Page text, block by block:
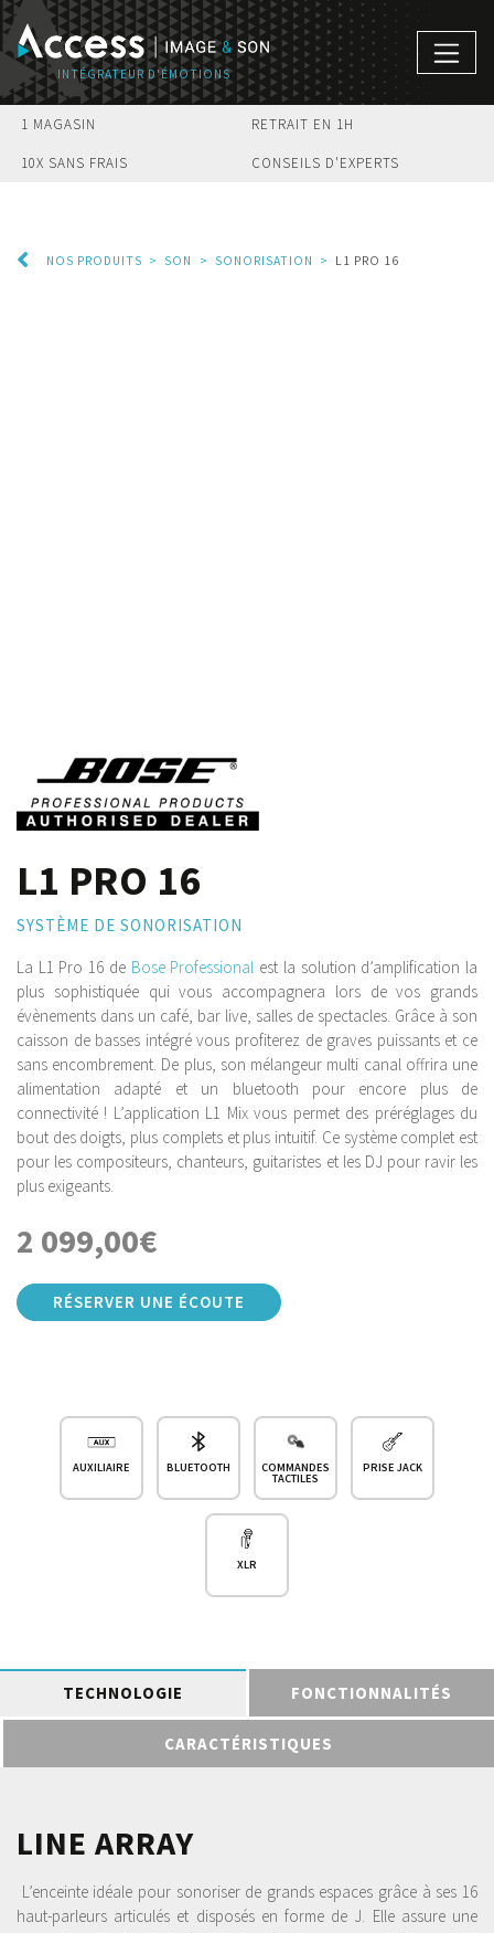
1 MAGASIN RETRAIT EN 1H
10X SANS FRAIS CONSEILS D'EXPERTS
NOS PRODUITS > SON > SONORISATION > L1 PRO 16
L1 PRO 16
SYSTÈME DE SONORISATION
La L1 Pro 16 deBose Professional est la solution d’amplification la
plus sophistiquée qui vous accompagnera lors de vos grands
évènements dans un café, bar live, salles de spectacles. Grâce à son
caisson de basses intégré vous profiterez de graves puissants et ce
sans encombrement. De plus, son mélangeur multi canal offrira une
alimentation adapté et un bluetooth pour encore plus de
connectivité ! L’application L1 Mix vous permet des préréglages du
bout des doigts, plus complets et plus intuitif. Ce système complet est
pour les compositeurs, chanteurs, guitaristes et les DJ pour ravir les
plus exigeants.
2 099,00€
RÉSERVER UNE ÉCOUTE
AUXILIAIRE BLUETOOTH COMMANDES
TACTILES
PRISE JACK
XLR
LINE ARRAY
L’enceinte idéale pour sonoriser de grands espaces grâce à ses 16
haut-parleurs articulés et disposés en forme de J. Elle assure une
TECHNOLOGIE FONCTIONNALITÉS
CARACTÉRISTIQUES